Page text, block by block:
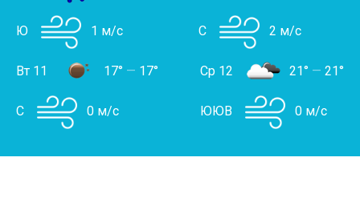
Ю 1 м/с С 2 м/с
Вт 11 17° — 17°
С 0 м/с
Ср 12 21° — 21°
ЮЮВ 0 м/с